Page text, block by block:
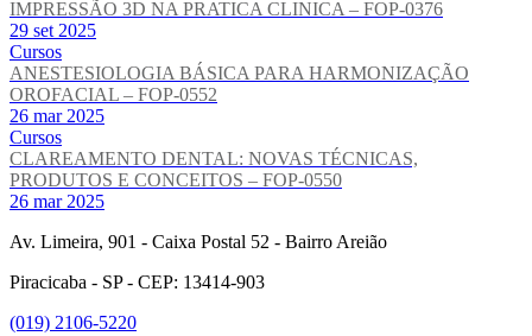
IMPRESSÃO 3D NA PRATICA CLINICA – FOP-0376
29 set 2025
Cursos
ANESTESIOLOGIA BÁSICA PARA HARMONIZAÇÃO
OROFACIAL – FOP-0552
26 mar 2025
Cursos
CLAREAMENTO DENTAL: NOVAS TÉCNICAS,
PRODUTOS E CONCEITOS – FOP-0550
26 mar 2025
Av. Limeira, 901 - Caixa Postal 52 - Bairro Areião
Piracicaba - SP - CEP: 13414-903
(019) 2106-5220